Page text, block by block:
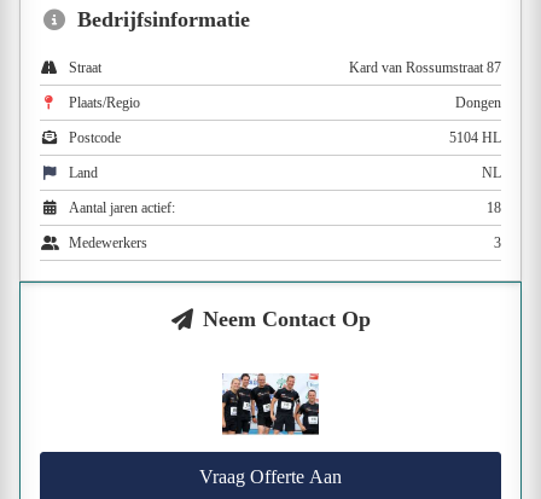
Bedrijfsinformatie
Straat Kard van Rossumstraat 87
Plaats/Regio Dongen
Postcode 5104 HL
Land NL
Aantal jaren actief: 18
Medewerkers 3
Neem Contact Op
Vraag Offerte Aan